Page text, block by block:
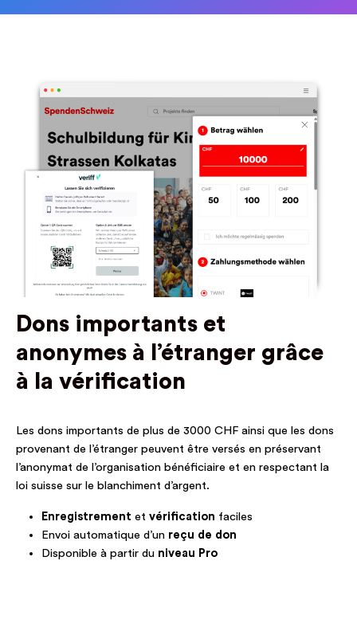
Dons importants et
anonymes à l’étranger grâce
à la vérification
Les dons importants de plus de 3000 CHF ainsi que les dons
provenant de l’étranger peuvent être versés en préservant
l’anonymat de l’organisation bénéficiaire et en respectant la
loi suisse sur le blanchiment d’argent.
Enregistrement et vérification faciles
Envoi automatique d’un reçu de don
Disponible à partir du niveau Pro